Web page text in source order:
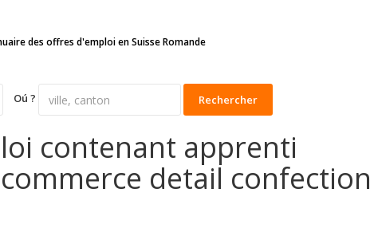
des offres d'emploi en Suisse Romande
Oú ? Rechercher
contenant apprenti
detail confection